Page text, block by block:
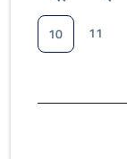
10
11